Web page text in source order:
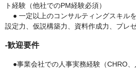
ト経験（他社でのPM経験必須）
● 一定以上のコンサルティングスキル
設定力、仮説構築力、資料作成力、プレ
-歓迎要件
●事業会社での人事実務経験（CHRO、